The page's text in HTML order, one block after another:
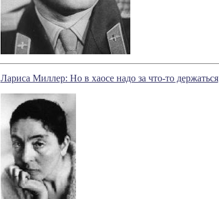
Лариса Миллер: Но в хаосе надо за что-то держаться